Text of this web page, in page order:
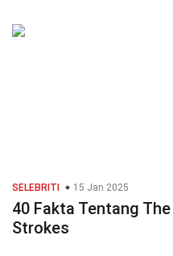
SELEBRITI 15 Jan 2025
40 Fakta Tentang The
Strokes